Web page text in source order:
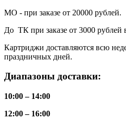
МО - при заказе от 20000 рублей.
До ТК при заказе от 3000
Картриджи доставляются всю
праздничных дней.
Диапазоны доставки:
10:00 – 14:00
12:00 – 16:00